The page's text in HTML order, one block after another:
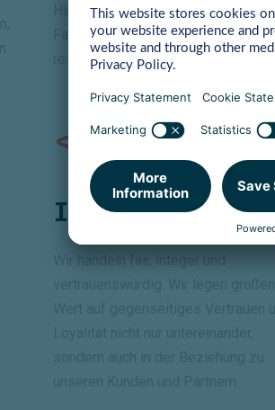
Hintergründen und aus
Fachbereichen. Wir begegnen
respektvoll und wertschätzend.
Integrität
Wir handeln fair, integer und
vertrauenswürdig. Wir legen großen